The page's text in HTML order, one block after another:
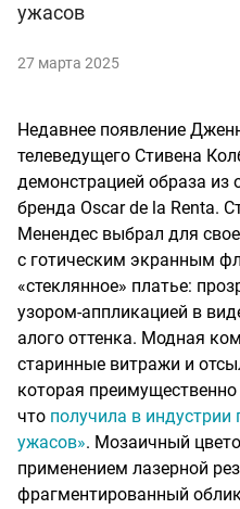
ужасов
27 марта 2025
Недавнее появление
телеведущего Стивена
демонстрацией образа из
бренда Oscar de la Renta.
Менендес выбрал для
с готическим экранным
«стеклянное» платье:
узором-аппликацией в
алого оттенка. Модная
старинные витражи и
которая
что получила в индустрии
ужасов». Мозаичный
применением лазерной
фрагментированный